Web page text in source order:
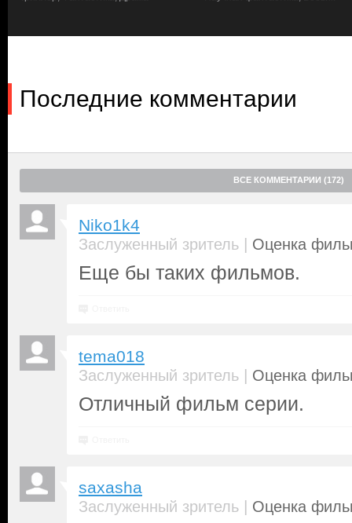
Последние комментарии
ВСЕ КОММЕНТАРИИ (172)
Niko1k4
Заслуженный зритель | Оценка
Еще бы таких фильмов.
tema018
Заслуженный зритель | Оценка
Отличный фильм серии.
saxasha
Заслуженный зритель | Оценка